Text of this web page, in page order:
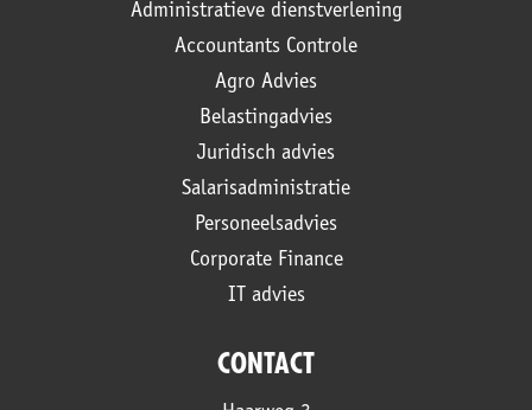
Administratieve dienstverlening
Accountants Controle
Agro Advies
Belastingadvies
Juridisch advies
Salarisadministratie
Personeelsadvies
Corporate Finance
IT advies
CONTACT